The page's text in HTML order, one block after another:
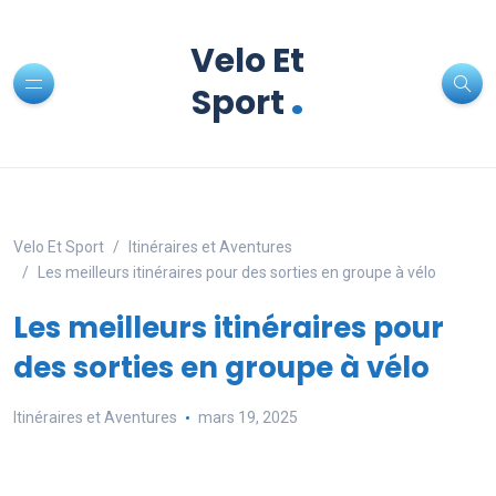
Velo Et
Sport.
Velo Et Sport
Itinéraires et Aventures
Les meilleurs itinéraires pour des sorties en groupe à vélo
Les meilleurs itinéraires pour
des sorties en groupe à vélo
Itinéraires et Aventures mars 19, 2025